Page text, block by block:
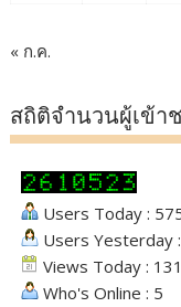
« ก.ค.
สถิติจำนวนผู้เข้า
Users Today :
Users Yesterday
Views Today :
Who's Online : 5